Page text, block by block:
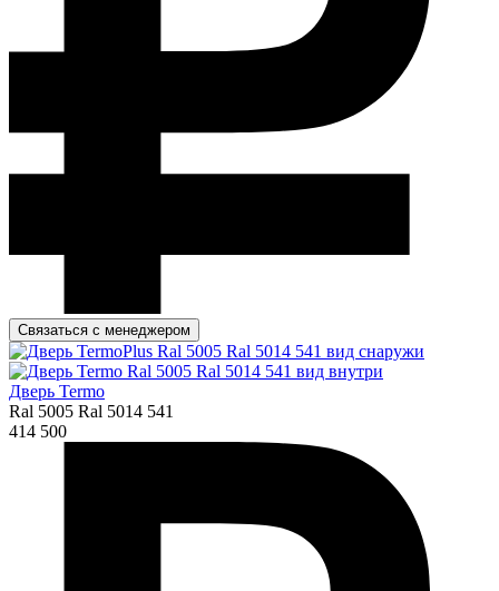
Связаться с менеджером
Дверь Termo
Ral 5005 Ral 5014 541
414 500